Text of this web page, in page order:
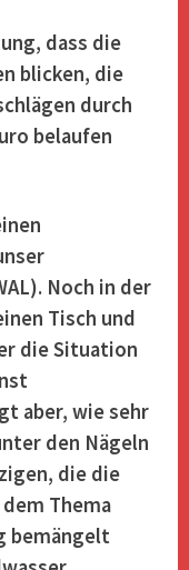
dass die
blicken, die
durch
belaufen
Noch in der
Tisch und
die Situation
aber, wie sehr
den Nägeln
die die
Thema
bemängelt